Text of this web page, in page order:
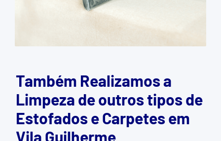
Também Realizamos a
Limpeza de outros tipos de
Estofados e Carpetes em
Vila Guilherme